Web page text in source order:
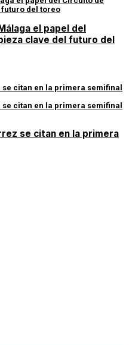
el papel del
clave del futuro del
se citan en la primera